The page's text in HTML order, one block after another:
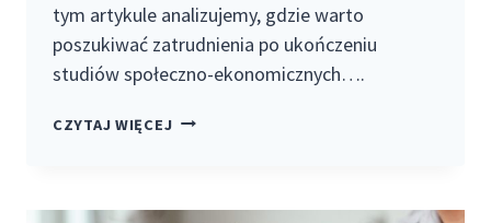
tym artykule analizujemy, gdzie warto
poszukiwać zatrudnienia po ukończeniu
studiów społeczno-ekonomicznych….
CZYTAJ WIĘCEJPERSPEKTYWY
STUDIACH